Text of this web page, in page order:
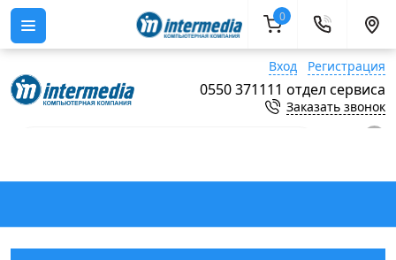
Вход Регистрация
0550 371111 отдел сервиса
Заказать звонок
0